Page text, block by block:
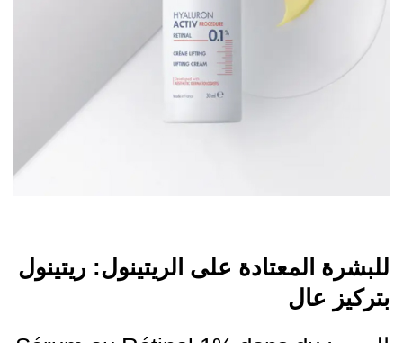
للبشرة المعتادة على الريتينول: ريتينول
بتركيز عال